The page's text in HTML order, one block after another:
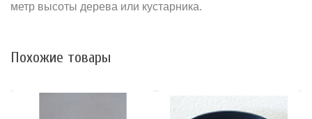
метр высоты дерева или кустарника.
Похожие товары